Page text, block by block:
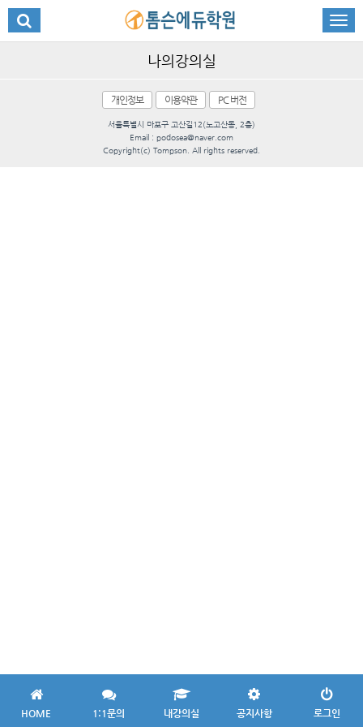
나의강의실
개인정보 이용약관 PC 버전
서울특별시 마포구 고산길12(노고산동, 2층)
Email : podosea@naver.com
Copyright(c) Tompson. All rights reserved.
HOME 1:1문의 내강의실 공지사항 로그인